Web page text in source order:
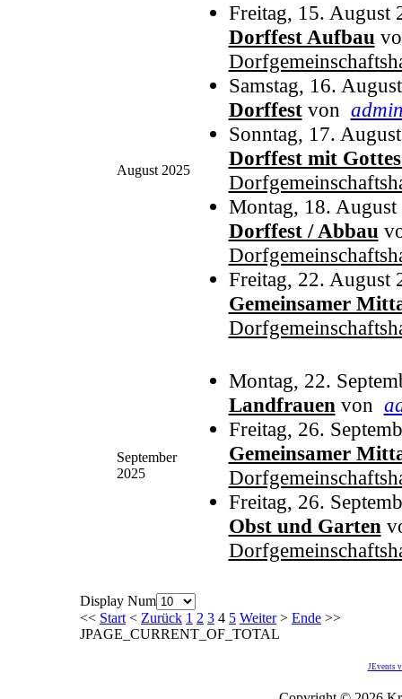
August 2025
Freitag, 15. August
Dorffest Aufbau
Samstag, 16.
Dorffestvon
Sonntag, 17.
Dorffest mit
Montag, 18.
Dorffest / Abbau
Freitag, 22. August
Gemeinsamer
September
2025
Montag, 22.
Landfrauen von
Freitag, 26.
Gemeinsamer
Freitag, 26.
Obst und Garten
Display Num
<< Start < Zurück 1 2 3 4 5 Weiter> Ende >>
JPAGE_CURRENT_OF_TOTAL
JEvents